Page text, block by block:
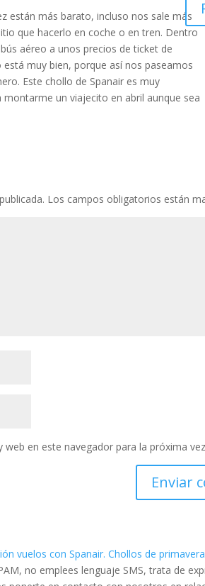
están más barato, incluso nos sale más
que hacerlo en coche o en tren. Dentro
aéreo a unos precios de ticket de
muy bien, porque así nos paseamos
Este chollo de Spanair es muy
un viajecito en abril aunque sea
Los campos obligatorios están
en este navegador para la próxima
vuelos con Spanair. Chollos de primavera
no emplees lenguaje SMS, trata de